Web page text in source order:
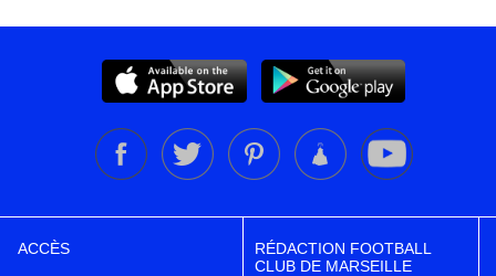
ACCÈS
RÉDACTION FOOTBALL
CLUB DE MARSEILLE